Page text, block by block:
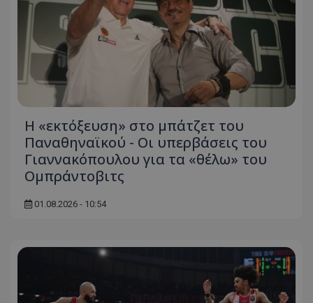
Η «εκτόξευση» στο μπάτζετ του
Παναθηναϊκού - Οι υπερβάσεις του
Γιαννακόπουλου για τα «θέλω» του
Ομπράντοβιτς
01.08.2026 - 10:54